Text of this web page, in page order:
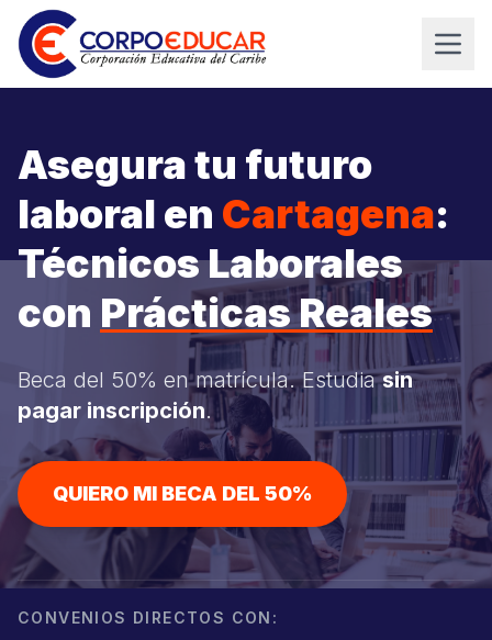
Asegura tu futuro
laboral en Cartagena:
Técnicos Laborales
con Prácticas Reales
Beca del 50% en matrícula. Estudiasin
pagar inscripción.
QUIERO MI BECA DEL 50%
CONVENIOS DIRECTOS CON: